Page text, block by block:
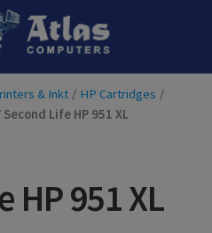
Ga
naar
navigatie
Ga
de
inhoud
& Inkt / HP Cartridges /
Second Life HP 951 XL
HP 951 XL